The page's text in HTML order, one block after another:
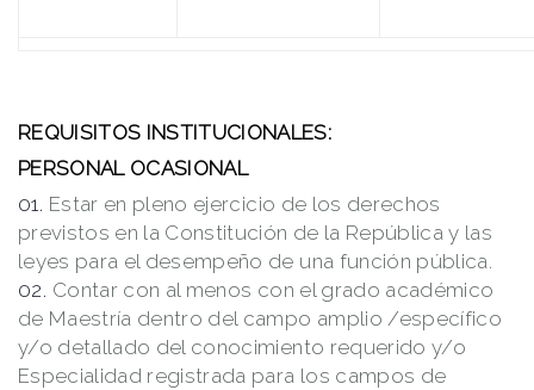
REQUISITOS INSTITUCIONALES:
PERSONAL OCASIONAL
Estar en pleno ejercicio de los derechos
previstos en la Constitución de la República y las
leyes para el desempeño de una función pública.
Contar con al menos con el grado académico
de Maestría dentro del campo amplio /específico
y/o detallado del conocimiento requerido y/o
Especialidad registrada para los campos de